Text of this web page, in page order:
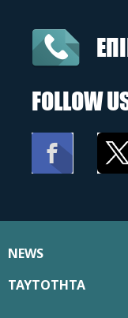
FOLLOW
NEWS
ΤΑΥΤΟΤΗΤΑ